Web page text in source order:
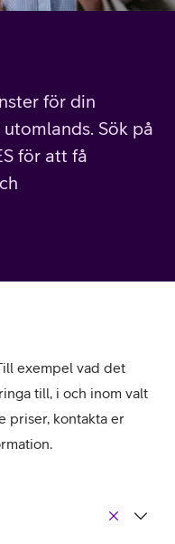
för din
Sök på
för att få
exempel vad det
till, i och inom valt
priser, kontakta er